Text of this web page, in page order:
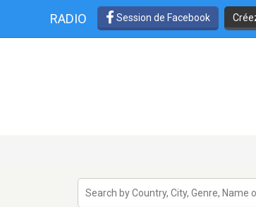
RADIO Session de Facebook